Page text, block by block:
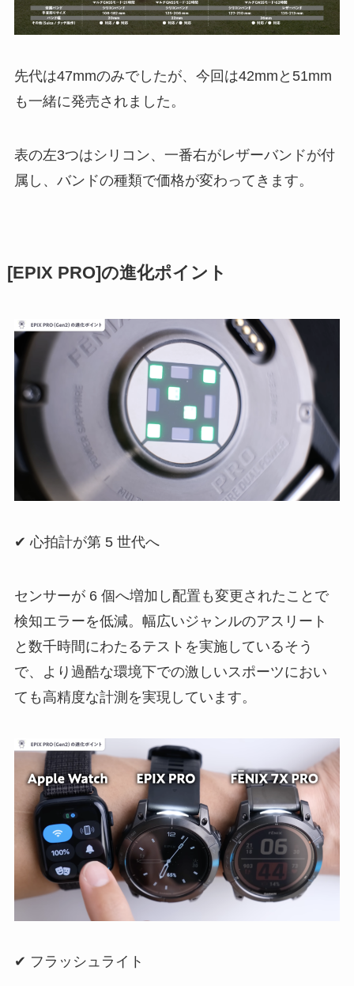
先代は47mmのみでしたが、今回は42mmと51mm
も一緒に発売されました。
表の左3つはシリコン、一番右がレザーバンドが付
属し、バンドの種類で価格が変わってきます。
[EPIX PRO]の進化ポイント
✔︎ 心拍計が第 5 世代へ
センサーが 6 個へ増加し配置も変更されたことで
検知エラーを低減。幅広いジャンルのアスリート
と数千時間にわたるテストを実施しているそう
で、より過酷な環境下での激しいスポーツにおい
ても高精度な計測を実現しています。
✔︎ フラッシュライト